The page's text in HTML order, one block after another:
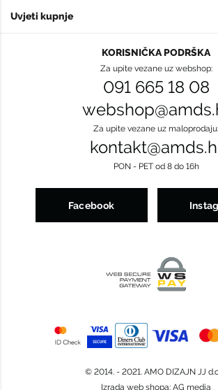
Uvjeti kupnje
KORISNIČKA PODRŠKA
Za upite vezane uz webshop:
091 665 18 08
Za upite vezane uz maloprodaju:
PON - PET od 8 do 16h
Facebook
© 2014. - 2021. AMO DIZAJN JJ
Izrada web shopa: AG media